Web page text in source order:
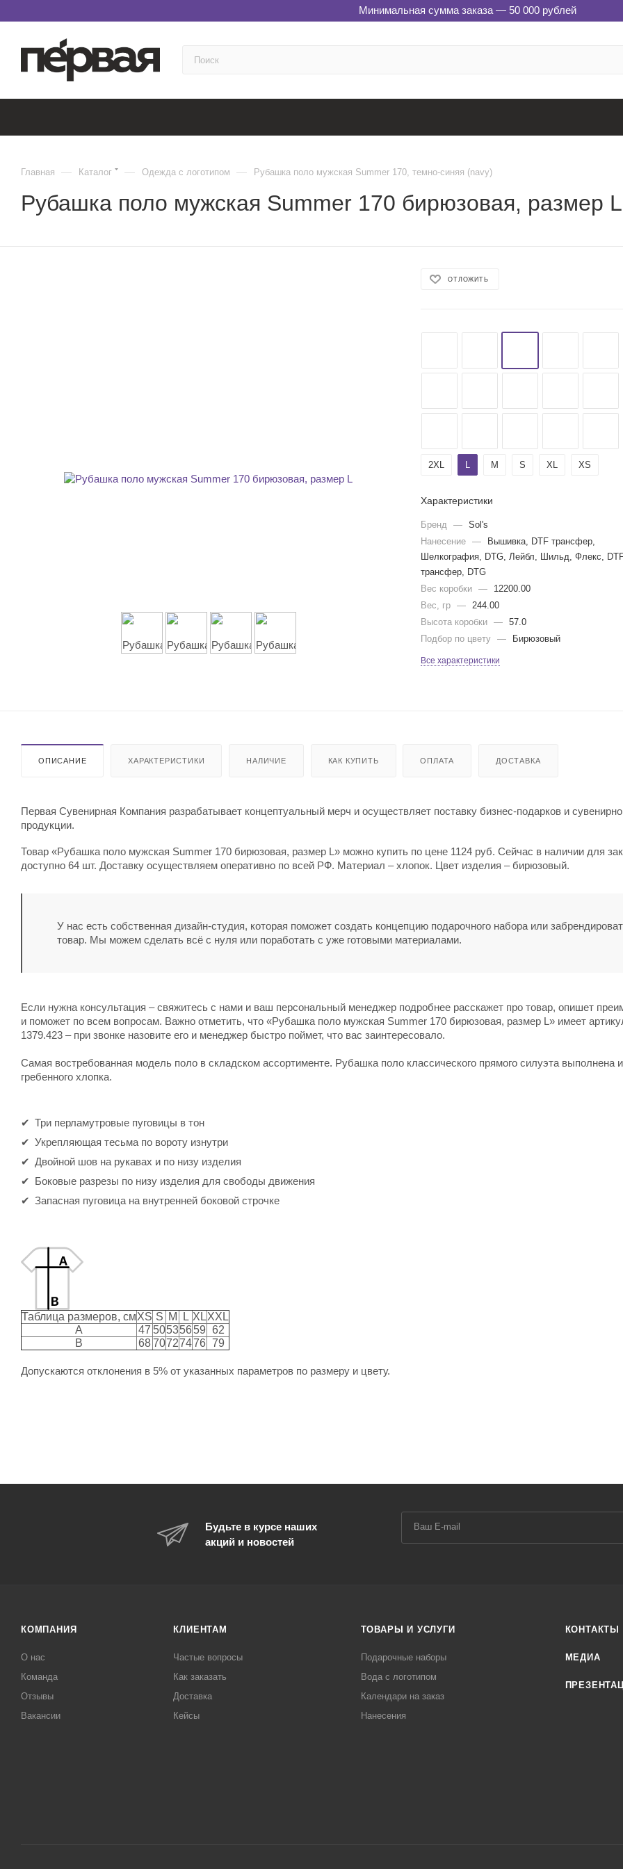
Минимальная сумма заказа — 50 000 рублей
Главная — Каталог — Одежда с логотипом — Рубашка поло мужская Summer 170, темно-синяя (navy)
Рубашка поло мужская Summer 170 бирюзовая, размер L
ОТЛОЖИТЬ
2XL L M S XL XS
Характеристики
Бренд —
Sol's
Нанесение
—
Вышивка, DTF трансфер,
Шелкография, DTG, Лейбл, Шильд, Флекс,
трансфер, DTG
Вес коробки
—
12200.00
Вес, гр
—
244.00
Высота коробки
—
57.0
Подбор по цвету
— Бирюзовый
Все характеристики
ОПИСАНИЕ ХАРАКТЕРИСТИКИ НАЛИЧИЕ КАК КУПИТЬ ОПЛАТА ДОСТАВКА
Первая Сувенирная Компания разрабатывает концептуальный мерч и осуществляет поставку бизнес-подарков и
продукции.
Товар «Рубашка поло мужская Summer 170 бирюзовая, размер L» можно купить по цене 1124 руб. Сейчас в наличии для
доступно 64 шт. Доставку осуществляем оперативно по всей РФ. Материал – хлопок. Цвет изделия – бирюзовый.
У нас есть собственная дизайн-студия, которая поможет создать концепцию подарочного набора или
товар. Мы можем сделать всё с нуля или поработать с уже готовыми материалами.
Если нужна консультация – свяжитесь с нами и ваш персональный менеджер подробнее расскажет про товар, опишет
и поможет по всем вопросам. Важно отметить, что «Рубашка поло мужская Summer 170 бирюзовая, размер L» имеет
1379.423 – при звонке назовите его и менеджер быстро поймет, что вас заинтересовало.
Самая востребованная модель поло в складском ассортименте. Рубашка поло классического прямого силуэта выполнена
гребенного хлопка.
Три перламутровые пуговицы в тон
Укрепляющая тесьма по вороту изнутри
Двойной шов на рукавах и по низу изделия
Боковые разрезы по низу изделия для свободы движения
Запасная пуговица на внутренней боковой строчке
Таблица размеров, смXS S M L XLXXL
A
47 50535659 62
B
6870727476 79
Допускаются отклонения в 5% от указанных параметров по размеру и цвету.
Будьте в курсе наших
акций и новостей
КОМПАНИЯ
О нас
Команда
Отзывы
Вакансии
КЛИЕНТАМ
Частые вопросы
Как заказать
Доставка
Кейсы
ТОВАРЫ И УСЛУГИ
Подарочные наборы
Вода с логотипом
Календари на заказ
Нанесения
КОНТАКТЫ
МЕДИА